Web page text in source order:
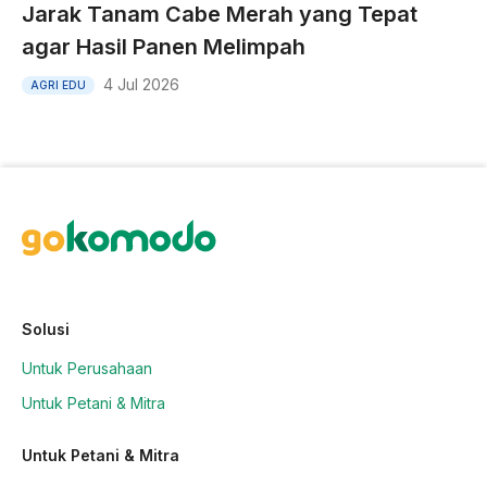
Jarak Tanam Cabe Merah yang Tepat
agar Hasil Panen Melimpah
AGRI EDU 4 Jul 2026
Solusi
Untuk Perusahaan
Untuk Petani & Mitra
Untuk Petani & Mitra